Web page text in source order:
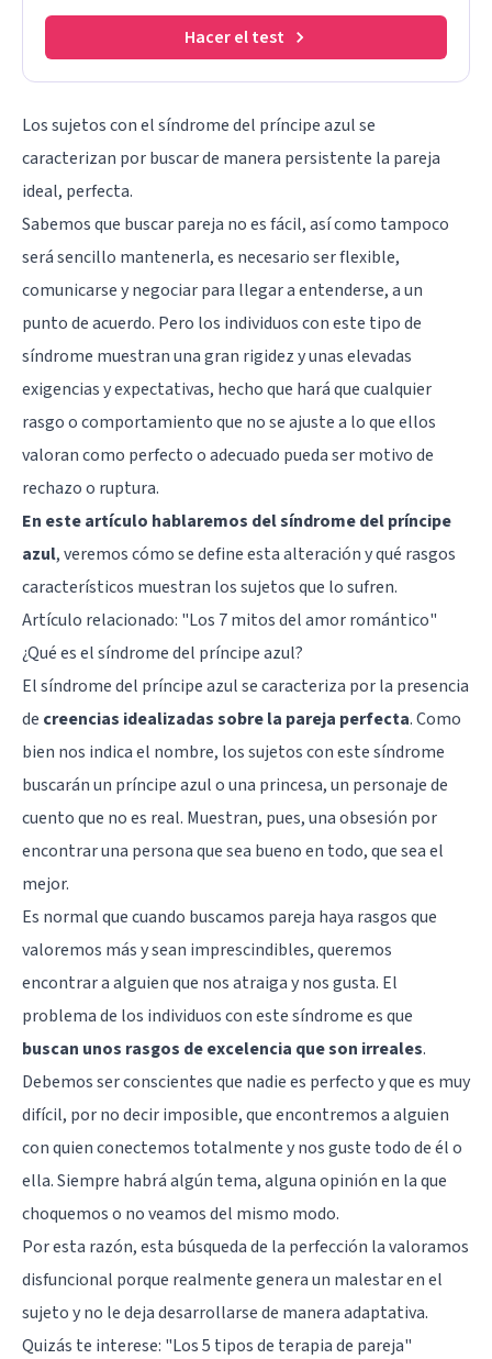
Hacer el test
Los sujetos con el síndrome del príncipe azul se
caracterizan por buscar de manera persistente la pareja
ideal, perfecta.
Sabemos que buscar pareja no es fácil, así como tampoco
será sencillo mantenerla, es necesario ser flexible,
comunicarse y negociar para llegar a entenderse, a un
punto de acuerdo. Pero los individuos con este tipo de
síndrome muestran una gran rigidez y unas elevadas
exigencias y expectativas, hecho que hará que cualquier
rasgo o comportamiento que no se ajuste a lo que ellos
valoran como perfecto o adecuado pueda ser motivo de
rechazo o ruptura.
En este artículo hablaremos del síndrome del príncipe
azul, veremos cómo se define esta alteración y qué rasgos
característicos muestran los sujetos que lo sufren.
Artículo relacionado: "Los 7 mitos del amor romántico"
¿Qué es el síndrome del príncipe azul?
El síndrome del príncipe azul se caracteriza por la presencia
de creencias idealizadas sobre la pareja perfecta. Como
bien nos indica el nombre, los sujetos con este síndrome
buscarán un príncipe azul o una princesa, un personaje de
cuento que no es real. Muestran, pues, una obsesión por
encontrar una persona que sea bueno en todo, que sea el
mejor.
Es normal que cuando buscamos pareja haya rasgos que
valoremos más y sean imprescindibles, queremos
encontrar a alguien que nos atraiga y nos gusta. El
problema de los individuos con este síndrome es que
buscan unos rasgos de excelencia que son irreales.
Debemos ser conscientes que nadie es perfecto y que es muy
difícil, por no decir imposible, que encontremos a alguien
con quien conectemos totalmente y nos guste todo de él o
ella. Siempre habrá algún tema, alguna opinión en la que
choquemos o no veamos del mismo modo.
Por esta razón, esta búsqueda de la perfección la valoramos
disfuncional porque realmente genera un malestar en el
sujeto y no le deja desarrollarse de manera adaptativa.
Quizás te interese: "Los 5 tipos de terapia de pareja"